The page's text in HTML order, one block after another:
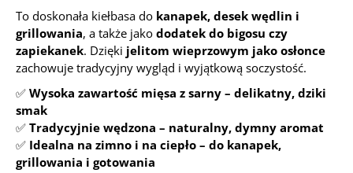
To doskonała kiełbasa do kanapek, desek wędlin i
grillowania, a także jako dodatek do bigosu czy
zapiekanek. Dzięki jelitom wieprzowym jako osłonce
zachowuje tradycyjny wygląd i wyjątkową soczystość.
✅ Wysoka zawartość mięsa z sarny – delikatny, dziki
smak
✅ Tradycyjnie wędzona – naturalny, dymny aromat
✅ Idealna na zimno i na ciepło – do kanapek,
grillowania i gotowania